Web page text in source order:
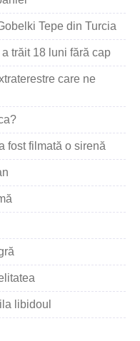
Tepe din Turcia
trăit 18 luni fără cap
care ne
fost filmată o sirenă
libidoul